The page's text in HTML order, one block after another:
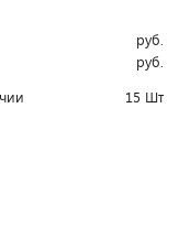
руб.
руб.
15 Шт